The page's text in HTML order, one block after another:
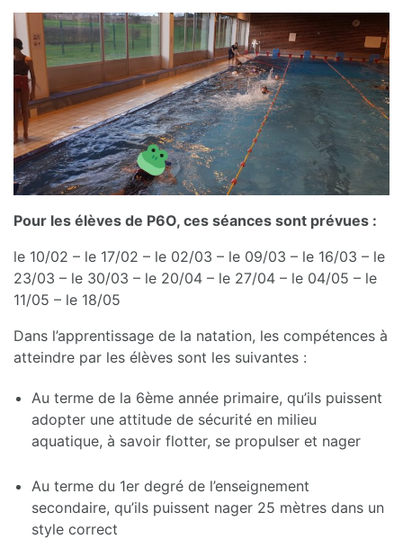
Pour les élèves de P6O, ces séances sont prévues :
le 10/02 – le 17/02 – le 02/03 – le 09/03 – le 16/03 – le
23/03 – le 30/03 – le 20/04 – le 27/04 – le 04/05 – le
11/05 – le 18/05
Dans l’apprentissage de la natation, les compétences à
atteindre par les élèves sont les suivantes :
Au terme de la 6ème année primaire, qu’ils puissent
adopter une attitude de sécurité en milieu
aquatique, à savoir flotter, se propulser et nager
Au terme du 1er degré de l’enseignement
secondaire, qu’ils puissent nager 25 mètres dans un
style correct